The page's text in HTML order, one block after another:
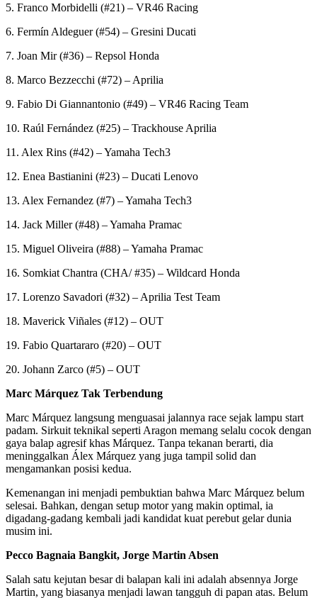
5. Franco Morbidelli (#21) – VR46 Racing
6. Fermín Aldeguer (#54) – Gresini Ducati
7. Joan Mir (#36) – Repsol Honda
8. Marco Bezzecchi (#72) – Aprilia
9. Fabio Di Giannantonio (#49) – VR46 Racing Team
10. Raúl Fernández (#25) – Trackhouse Aprilia
11. Alex Rins (#42) – Yamaha Tech3
12. Enea Bastianini (#23) – Ducati Lenovo
13. Alex Fernandez (#7) – Yamaha Tech3
14. Jack Miller (#48) – Yamaha Pramac
15. Miguel Oliveira (#88) – Yamaha Pramac
16. Somkiat Chantra (CHA/ #35) – Wildcard Honda
17. Lorenzo Savadori (#32) – Aprilia Test Team
18. Maverick Viñales (#12) – OUT
19. Fabio Quartararo (#20) – OUT
20. Johann Zarco (#5) – OUT
Marc Márquez Tak Terbendung
Marc Márquez langsung menguasai jalannya race sejak lampu start
padam. Sirkuit teknikal seperti Aragon memang selalu cocok dengan
gaya balap agresif khas Márquez. Tanpa tekanan berarti, dia
meninggalkan Álex Márquez yang juga tampil solid dan
mengamankan posisi kedua.
Kemenangan ini menjadi pembuktian bahwa Marc Márquez belum
selesai. Bahkan, dengan setup motor yang makin optimal, ia
digadang-gadang kembali jadi kandidat kuat perebut gelar dunia
musim ini.
Pecco Bagnaia Bangkit, Jorge Martin Absen
Salah satu kejutan besar di balapan kali ini adalah absennya Jorge
Martin, yang biasanya menjadi lawan tangguh di papan atas. Belum